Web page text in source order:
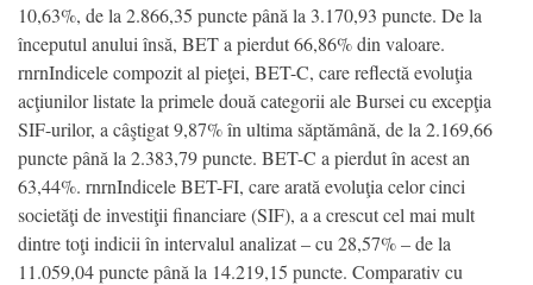
10,63%, de la 2.866,35 puncte până la 3.170,93 puncte. De la
începutul anului însă, BET a pierdut 66,86% din valoare.
rnrnIndicele compozit al pieţei, BET-C, care reflectă evoluţia
acţiunilor listate la primele două categorii ale Bursei cu excepţia
SIF-urilor, a câştigat 9,87% în ultima săptămână, de la 2.169,66
puncte până la 2.383,79 puncte. BET-C a pierdut în acest an
63,44%. rnrnIndicele BET-FI, care arată evoluţia celor cinci
societăţi de investiţii financiare (SIF), a a crescut cel mai mult
dintre toţi indicii în intervalul analizat – cu 28,57% – de la
11.059,04 puncte până la 14.219,15 puncte. Comparativ cu